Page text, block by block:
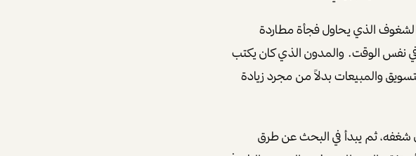
الذي يحاول فجأة مطاردة
في نفس الوقت. والمدون الذي كان يكتب
والمبيعات بدلاً من مجرد زيادة
شغفه، ثم يبدأ في البحث عن طرق